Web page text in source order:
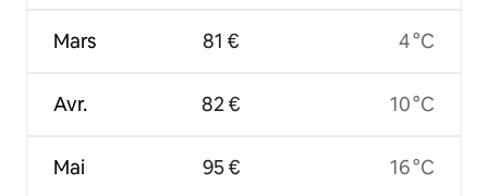
Mars
Avr.
Mai
81 €
82 €
95 €
4 °C
10 °C
16 °C